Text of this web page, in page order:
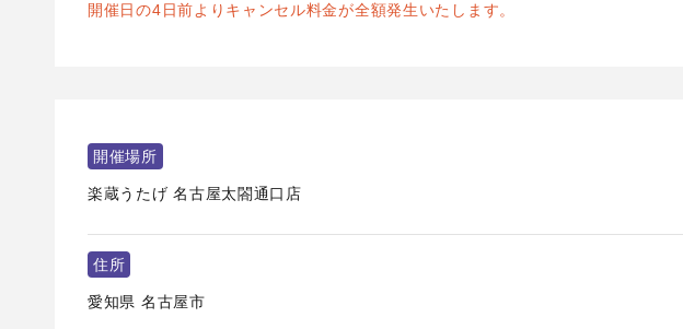
開催日の4日前よりキャンセル料金が全額発生いたします。
開催場所
楽蔵うたげ 名古屋太閤通口店
住所
愛知県 名古屋市